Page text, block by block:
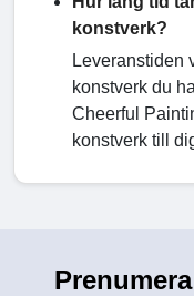
konstverk?
Leveranstiden
konstverk du
Cheerful
konstverk till